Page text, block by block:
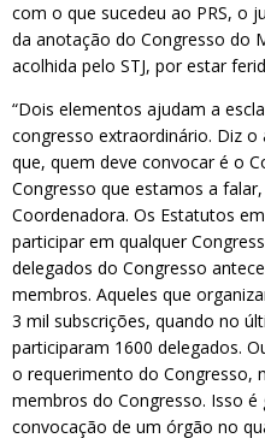
com o que sucedeu ao PRS, o
da anotação do Congresso do
acolhida pelo STJ, por estar
“Dois elementos ajudam a
congresso extraordinário. Diz o
que, quem deve convocar é o
Congresso que estamos a
Coordenadora. Os Estatutos
participar em qualquer
delegados do Congresso
membros. Aqueles que
3 mil subscrições, quando no
participaram 1600 delegados.
o requerimento do Congresso,
membros do Congresso. Isso
convocação de um órgão no